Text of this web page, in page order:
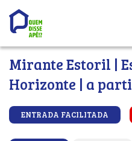
Mirante Estoril |
Horizonte | a
ENTRADA FACILITADA